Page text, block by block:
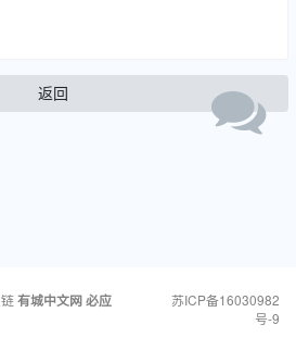
返回
链有城中文网必应
苏ICP备16030982
号-9